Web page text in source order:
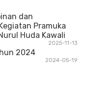
dan
Pramuka
Huda Kawali
2025-11-13
2024
2024-05-19